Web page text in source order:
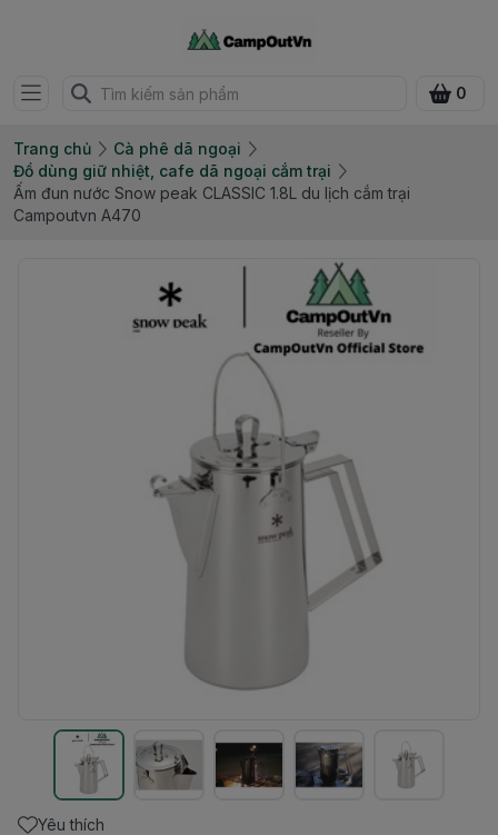
0
Trang chủ
Cà phê dã ngoại
Đồ dùng giữ nhiệt, cafe dã ngoại cắm trại
Ấm đun nước Snow peak CLASSIC 1.8L du lịch cắm trại
Campoutvn A470
Yêu thích